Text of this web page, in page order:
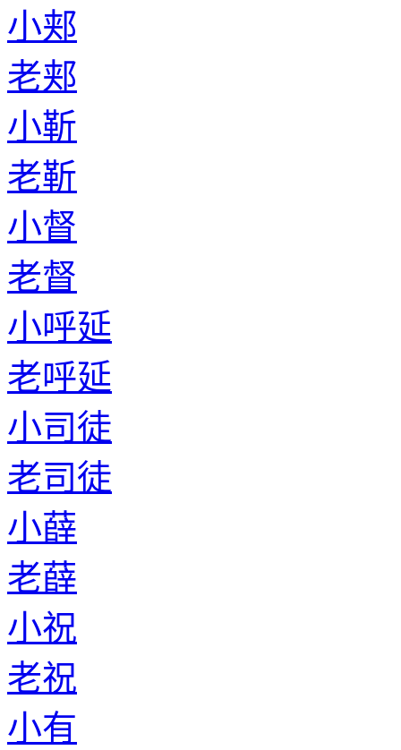
小郏
老郏
小靳
老靳
小督
老督
小呼延
老呼延
小司徒
老司徒
小薛
老薛
小祝
老祝
小有